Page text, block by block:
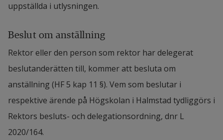
kontaktuppgifter, ska lämnas tillsammans
med löneanspråk. Referenserna ska vara
relevanta för tjänsten och kunna styrka
kvalitet i eventuellt utförda uppdrag inom
administration, ledning och samverkan.
Beroende på anställningen kan kravet på innehåll i
efterfrågas. (1 sida)
Översiktlig merit- och tjänsteförteckning
(cv)
som ger en bild av din samlade
kompetens. Senare i processen kan intyg,
betyg eller motsvarande komma att
efterfrågas.
Registreringsintyg som bekräftar pågående
studier på grundnivå eller avancerad nivå.
uppställda i utlysningen.
Beslut om anställning
Rektor eller den person som rektor har delegerat
beslutanderätten till, kommer att besluta om
anställning (HF 5 kap 11 §). Vem som beslutar i
respektive ärende på Högskolan i Halmstad tydliggörs i
Rektors besluts- och delegationsordning, dnr L
2020/164.